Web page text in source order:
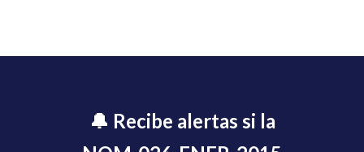
🔔 Recibe alertas si la